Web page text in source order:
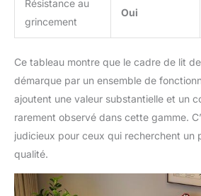
Résistance au
grincement
Oui
Ce tableau montre que le cadre de lit
démarque par un ensemble de
ajoutent une valeur substantielle et un
rarement observé dans cette gamme.
judicieux pour ceux qui recherchent un
qualité.